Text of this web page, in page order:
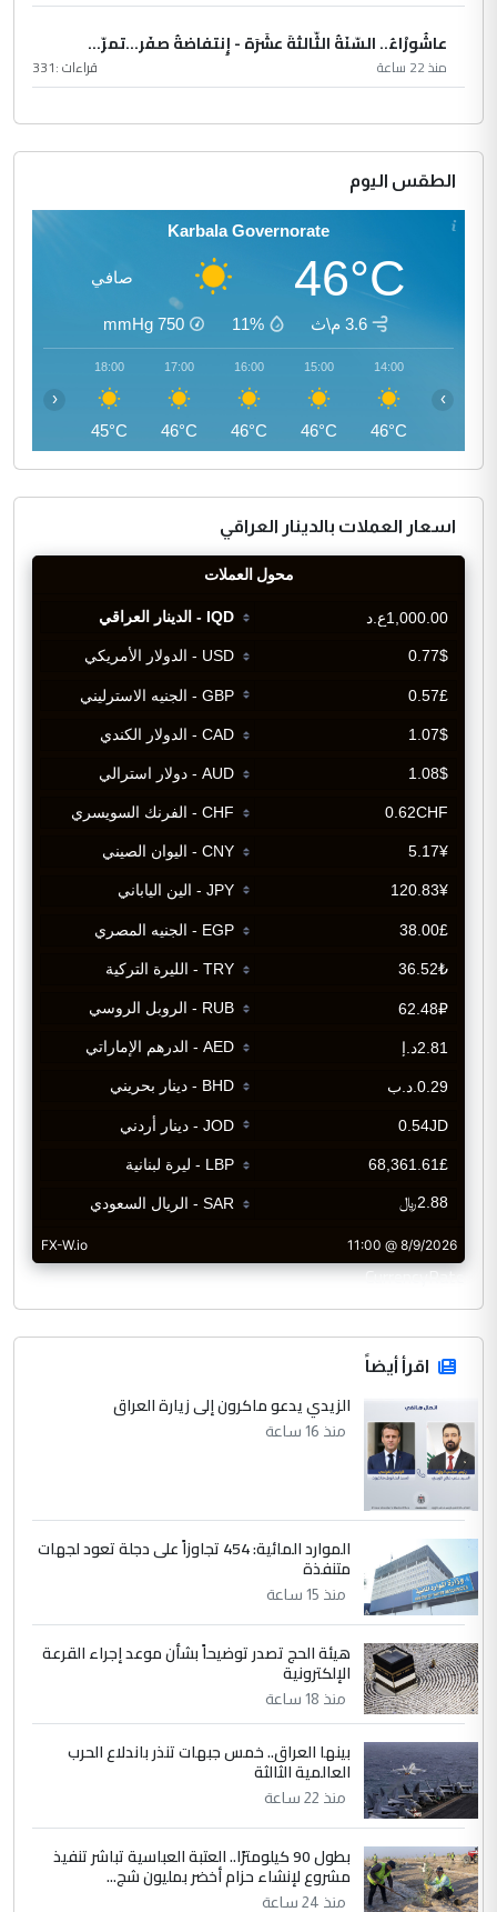
عاشُورْاءُ.. السّنَةُ الثّالثةَ عشَرَة - إِنتفاضةُ صفَر…تمرّ...
منذ 22 ساعة قراءات :331
الطقس اليوم
Karbala Governorate
46°C صافي
3.6 م\ث 11%
750
mmHg
14:00
46°C
15:00
46°C
16:00
46°C
17:00
46°C
18:00
45°C
‹ ›
اسعار العملات بالدينار العراقي
CurrencyRate
اقرأ أيضاً
الزيدي يدعو ماكرون إلى زيارة العراق
منذ 16 ساعة
الموارد المائية: 454 تجاوزاً على دجلة تعود لجهات
متنفذة
منذ 15 ساعة
هيئة الحج تصدر توضيحاً بشأن موعد إجراء القرعة
الإلكترونية
منذ 18 ساعة
بينها العراق.. خمس جبهات تنذر باندلاع الحرب
العالمية الثالثة
منذ 22 ساعة
بطول 90 كيلومترًا.. العتبة العباسية تباشر تنفيذ
مشروع لإنشاء حزام أخضر بمليون شج...
منذ 24 ساعة